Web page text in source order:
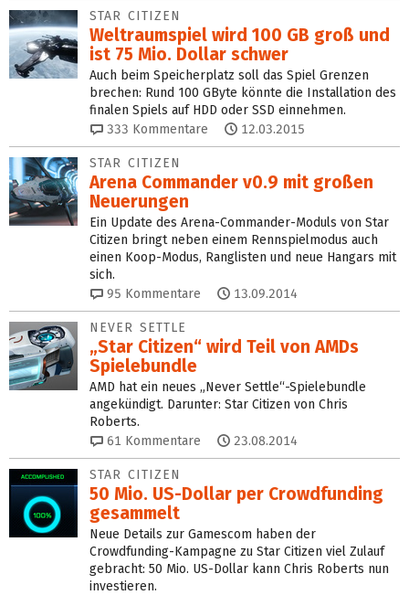
STAR CITIZEN
Weltraumspiel wird 100 GB groß und
ist 75 Mio. Dollar schwer
Auch beim Speicherplatz soll das Spiel Grenzen
brechen: Rund 100 GByte könnte die Installation des
finalen Spiels auf HDD oder SSD einnehmen.
333 Kommentare 12.03.2015
STAR CITIZEN
Arena Commander v0.9 mit großen
Neuerungen
Ein Update des Arena-Commander-Moduls von Star
Citizen bringt neben einem Rennspielmodus auch
einen Koop-Modus, Ranglisten und neue Hangars mit
sich.
95 Kommentare 13.09.2014
NEVER SETTLE
„Star Citizen“ wird Teil von AMDs
Spielebundle
AMD hat ein neues „Never Settle“-Spielebundle
angekündigt. Darunter: Star Citizen von Chris
Roberts.
61 Kommentare 23.08.2014
STAR CITIZEN
50 Mio. US-Dollar per Crowdfunding
gesammelt
Neue Details zur Gamescom haben der
Crowdfunding-Kampagne zu Star Citizen viel Zulauf
gebracht: 50 Mio. US-Dollar kann Chris Roberts nun
investieren.